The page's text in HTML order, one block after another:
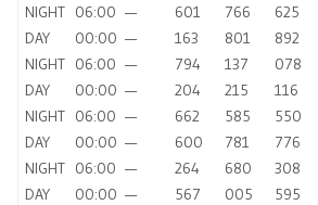
NIGHT 06:00 — 601 766 625
DAY
00:00 — 163 801 892
NIGHT 06:00 — 794 137 078
DAY
00:00 — 204 215 116
NIGHT 06:00 — 662 585 550
DAY
00:00 — 600 781 776
NIGHT 06:00 — 264 680 308
DAY
00:00 — 567 005 595